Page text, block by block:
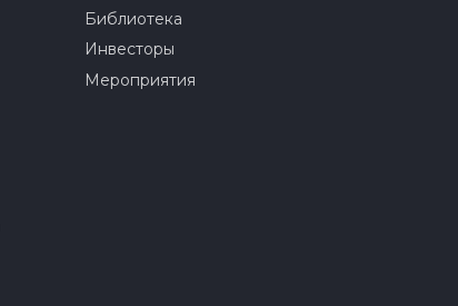
Библиотека
Инвесторы
Мероприятия